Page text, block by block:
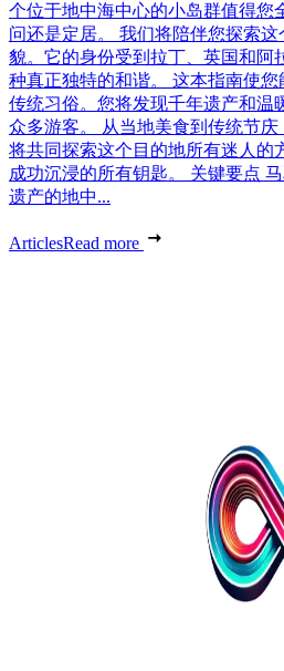
个位于地中海中心的小岛群值得您
问还是定居。 我们将陪伴您探索
貌。它的身份受到拉丁、英国和阿
种真正独特的和谐。 这本指南使
传统习俗。您将发现千年遗产和温
众多游客。 从当地美食到传统节
将共同探索这个目的地所有迷人的
成功沉浸的所有钥匙。 关键要点
遗产的地中...
ArticlesRead more